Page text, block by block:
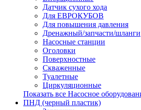
Датчик сухого хода
Для ЕВРОКУБОВ
Для повышения давления
Дренажный/запчасти/шланги
Насосные станции
Оголовки
Поверхностные
Скваженные
Туалетные
Циркуляционные
Показать все Насосное
ПНД (черный пластик)